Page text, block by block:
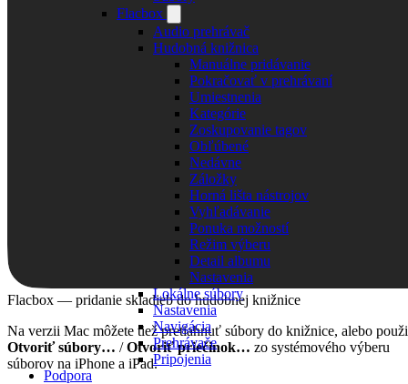
Flacbox
Audio prehrávač
Hudobná knižnica
Manuálne pridávanie
Pokračovať v prehrávaní
Umiestnenia
Kategórie
Zoskupovanie tagov
Obľúbené
Nedávne
Záložky
Horná lišta nástrojov
Vyhľadávanie
Ponuka možností
Režim výberu
Detail albumu
Nastavenia
Lokálne súbory
Nastavenia
Navigácia
Prehrávače
Pripojenia
Podpora
Flacbox — pridanie skladieb do hudobnej knižnice
Na verzii Mac môžete tiež pretiahnuť súbory do knižnice, alebo
Otvoriť súbory… /Otvoriť priečinok… zo systémového výberu
súborov na iPhone a iPad.